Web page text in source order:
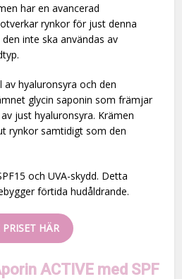
har en avancerad
rynkor för just denna
inte ska användas av
hyaluronsyra och den
glycin saponin som främjar
just hyaluronsyra. Krämen
rynkor samtidigt som den
och UVA-skydd. Detta
förtida hudåldrande.
PRISET HÄR
ACTIVE med SPF